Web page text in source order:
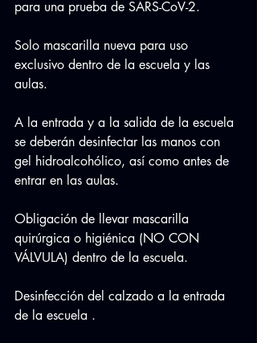
para una prueba de SARS-CoV-2.
Solo mascarilla nueva para uso
exclusivo dentro de la escuela y las
aulas.
A la entrada y a la salida de la escuela
se deberán desinfectar las manos con
gel hidroalcohólico, así como antes de
entrar en las aulas.
Obligación de llevar mascarilla
quirúrgica o higiénica (NO CON
VÁLVULA) dentro de la escuela.
Desinfección del calzado a la entrada
de la escuela .